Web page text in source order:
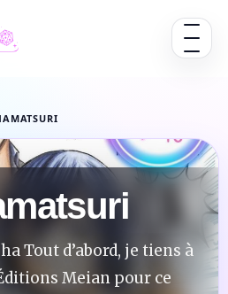
Ouvrir
Tout d’abord, je tiens à
Meian pour ce